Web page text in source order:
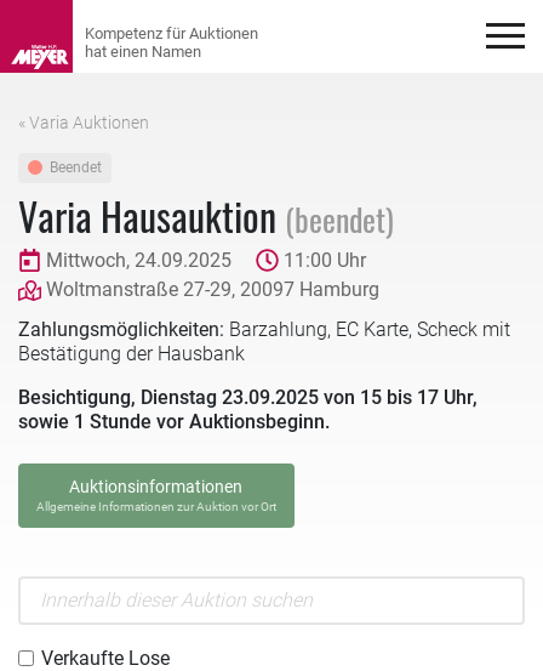
« Varia Auktionen
Beendet
Varia Hausauktion (beendet)
Mittwoch, 24.09.2025
11:00 Uhr
Woltmanstraße 27-29, 20097 Hamburg
Zahlungsmöglichkeiten: Barzahlung, EC Karte, Scheck mit
Bestätigung der Hausbank
Besichtigung, Dienstag 23.09.2025 von 15 bis 17 Uhr,
sowie 1 Stunde vor Auktionsbeginn.
Auktionsinformationen
Allgemeine Informationen zur Auktion vor Ort
Verkaufte Lose